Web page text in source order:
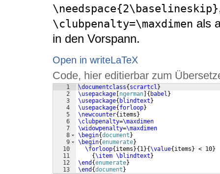
\needspace{2\baselineskip}
\clubpenalty=\maxdimen als
in den Vorspann.
Open in writeLaTeX
Code, hier editierbar zum
1
2
3
4
5
6
7
8
9
10
11
12
13
\documentclass{ scrartcl }
\usepackage ngerman { babel }
\usepackage{ blindtext }
\usepackage{ forloop}
\newcounter{ items }
\clubpenalty=\maxdimen
\widowpenalty=\maxdimen
\begin{document }
\begin{enumerate}
\forloop{ items }{ 1}{\value{ items } < 10}
{\item \blindtext }
\end {enumerate}
\end {document }